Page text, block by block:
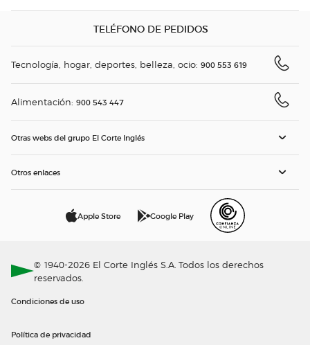
TELÉFONO DE PEDIDOS
Tecnología, hogar, deportes, belleza, ocio: 900 553 619
Alimentación: 900 543 447
Otras webs del grupo El Corte Inglés
Otros enlaces
Apple Store Google Play
© 1940-2026 El Corte Inglés S.A. Todos los derechos
reservados.
Condiciones de uso
Política de privacidad